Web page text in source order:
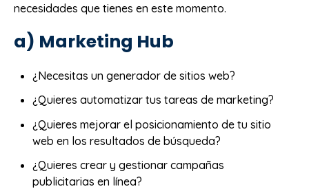
necesidades que tienes en este momento.
a) Marketing Hub
¿Necesitas un generador de sitios web?
¿Quieres automatizar tus tareas de marketing?
¿Quieres mejorar el posicionamiento de tu sitio
web en los resultados de búsqueda?
¿Quieres crear y gestionar campañas
publicitarias en línea?